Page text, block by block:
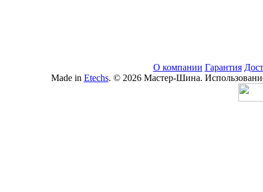
О компании Гарантия
Made in Etechs. © 2026 Мастер-Шина.